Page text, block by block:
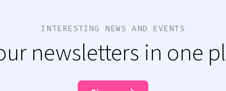
INTERESTING NEWS AND EVENTS
newsletters in one